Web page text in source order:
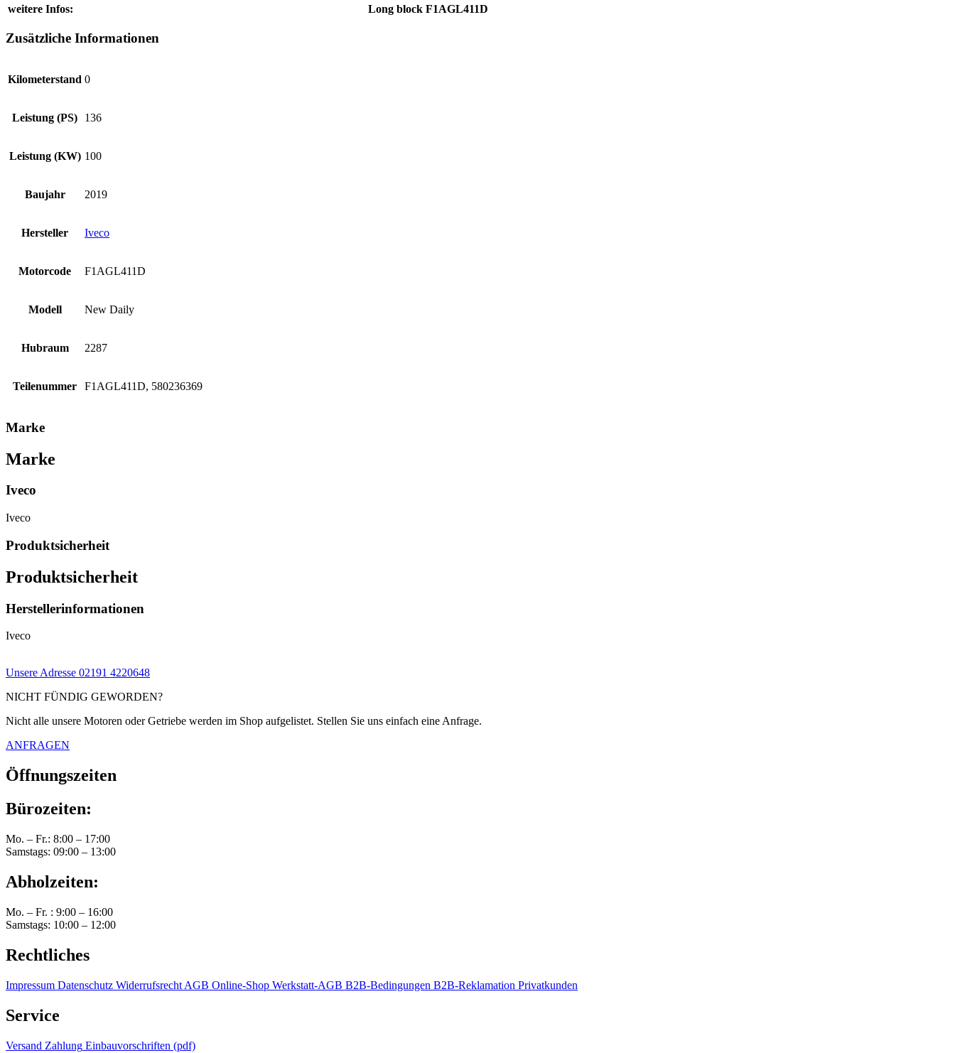
weitere Infos:
Long block F1AGL411D
Zusätzliche Informationen
Kilometerstand 0
Leistung (PS) 136
Leistung (KW) 100
Baujahr 2019
Hersteller Iveco
Motorcode F1AGL411D
Modell New Daily
Hubraum 2287
Teilenummer F1AGL411D, 580236369
Marke
Marke
Iveco
Iveco
Produktsicherheit
Produktsicherheit
Herstellerinformationen
Iveco
Unsere Adresse 02191 4220648
NICHT FÜNDIG GEWORDEN?
Nicht alle unsere Motoren oder Getriebe werden im Shop aufgelistet. Stellen Sie uns einfach eine Anfrage.
ANFRAGEN
Öffnungszeiten
Bürozeiten:
Mo. – Fr.: 8:00 – 17:00
Samstags: 09:00 – 13:00
Abholzeiten:
Mo. – Fr. : 9:00 – 16:00
Samstags: 10:00 – 12:00
Rechtliches
Impressum Datenschutz Widerrufsrecht AGB Online-Shop Werkstatt-AGB B2B-Bedingungen B2B-Reklamation Privatkunden
Service
Versand Zahlung Einbauvorschriften (pdf)